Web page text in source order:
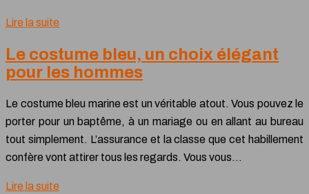
Lire la suite
Le costume bleu, un choix élégant
pour les hommes
Le costume bleu marine est un véritable atout. Vous pouvez le
porter pour un baptême, à un mariage ou en allant au bureau
tout simplement. L’assurance et la classe que cet habillement
confère vont attirer tous les regards. Vous vous…
Lire la suite